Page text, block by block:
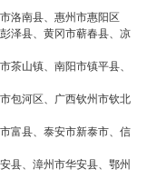
洛南县、惠州市惠阳区
泽县、黄冈市蕲春县、凉
茶山镇、南阳市镇平县、
包河区、广西钦州市钦北
富县、泰安市新泰市、信
县、漳州市华安县、鄂州